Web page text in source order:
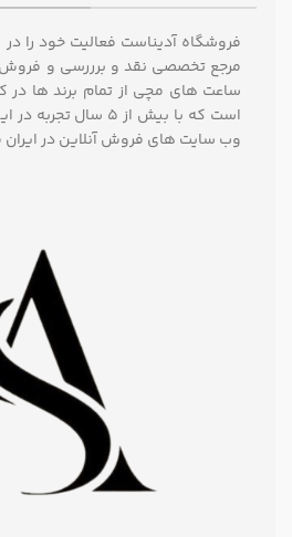
مرجع تخصصی نقد و برررسی و فروش
است که با بیش از 5
وب سایت های فروش آنلاین در